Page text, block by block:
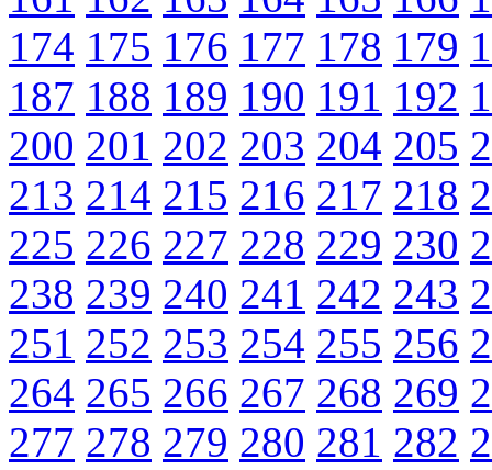
174 175 176 177 178 179
187 188 189 190 191 192
200 201 202 203 204 205
213 214 215 216 217 218
225 226 227 228 229 230
238 239 240 241 242 243
251 252 253 254 255 256
264 265 266 267 268 269
277 278 279 280 281 282